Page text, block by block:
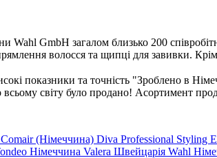
Wahl GmbH загалом близько 200
волосся та щипці для завивки.
показники та точність "Зроблено в
світу було продано! Асортимент
Comair (Німеччина) Diva Professional Styling
Німеччина Valera Швейцарія Wahl